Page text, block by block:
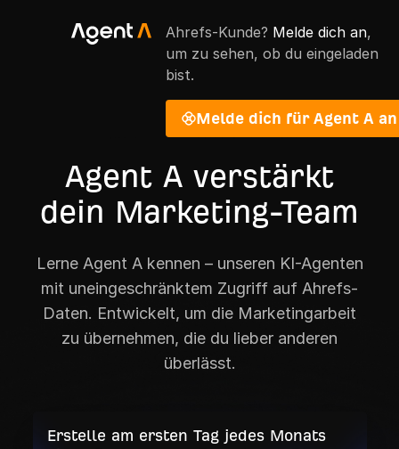
Ahrefs-Kunde? Melde dich an,
um zu sehen, ob du eingeladen
bist.
Melde dich für Agent A an
Agent A verstärkt
dein Marketing-Team
Lerne Agent A kennen – unseren KI-Agenten
mit uneingeschränktem Zugriff auf Ahrefs-
Daten. Entwickelt, um die Marketingarbeit
zu übernehmen, die du lieber anderen
überlässt.